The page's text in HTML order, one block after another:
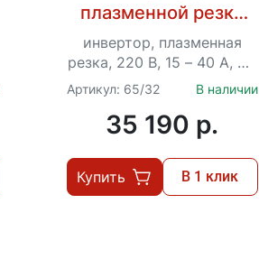
плазменной резки
Ресанта ИПР-40
инвертор, плазменная
резка, 220 В, 15 – 40 А, ПВ
- 70%
Артикул: 65/32 В наличии
35 190 p.
Купить В 1 клик